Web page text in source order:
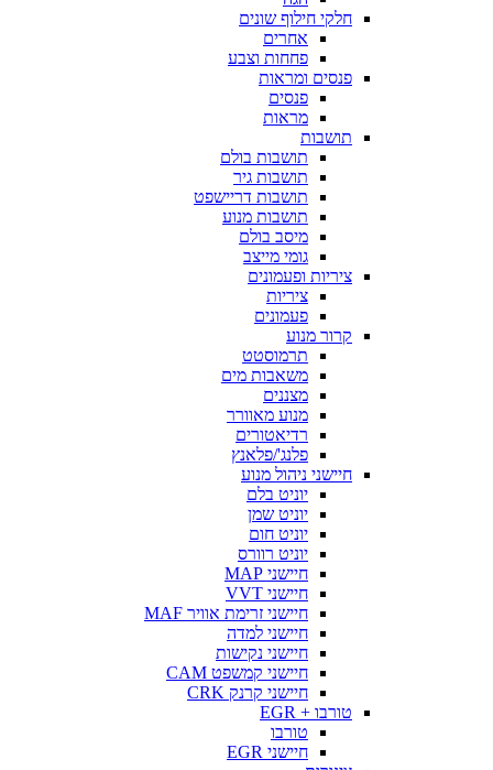
חלקי חילוף שונים
אחרים
פחחות וצבע
פנסים ומראות
פנסים
מראות
תושבות
תושבות בולם
תושבות גיר
תושבות דריישפט
תושבות מנוע
מיסב בולם
גומי מייצב
ציריות ופעמונים
ציריות
פעמונים
קרור מנוע
תרמוסטט
משאבות מים
מצננים
מנוע מאוורר
רדיאטורים
פלנג'/פלאנץ
חיישני ניהול מנוע
יוניט בלם
יוניט שמן
יוניט חום
יוניט רוורס
חיישני MAP
חיישני VVT
חיישני זרימת אוויר MAF
חיישני למדה
חיישני נקישות
חיישני קמשפט CAM
חיישני קרנק CRK
טורבו + EGR
טורבו
חיישני EGR